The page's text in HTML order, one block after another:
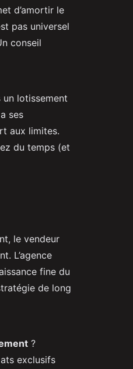
d’amortir le
pas universel
conseil
un lotissement
ses
aux limites.
du temps (et
le vendeur
L’agence
fine du
de long
?
exclusifs